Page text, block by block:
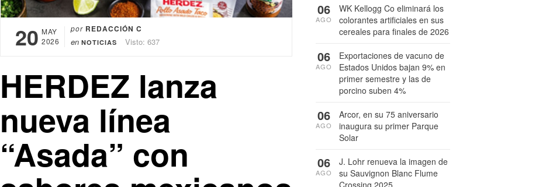
20 MAY
2026
por REDACCIÓN C
en NOTICIAS Visto: 637
HERDEZ lanza
nueva línea
“Asada” con
WK Kellogg Co eliminará los
colorantes artificiales en sus
cereales para finales de 2026
06
AGO
Exportaciones de vacuno de
Estados Unidos bajan 9% en
primer semestre y las de
porcino suben 4%
06
AGO
Arcor, en su 75 aniversario
inaugura su primer Parque
Solar
06
AGO
J. Lohr renueva la imagen de
su Sauvignon Blanc Flume
Crossing 2025
06
AGO